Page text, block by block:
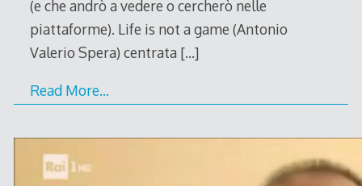
(e che andrò a vedere o cercherò nelle
piattaforme). Life is not a game (Antonio
Valerio Spera) centrata […]
Read More…